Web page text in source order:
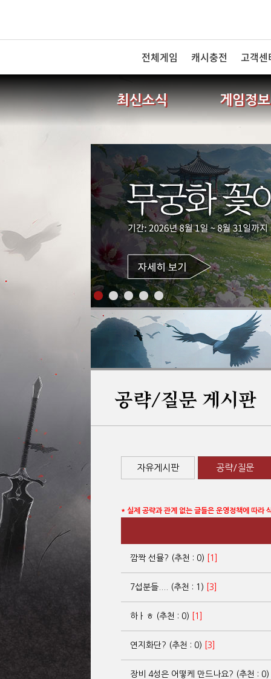
전체게임 캐시충전 고객센
최신소식 게임정보
공략/질문 게시판
자유게시판 공략/질문
* 실제 공략과 관계 없는 글들은 운영정책에 따라
깜짝 선뮬? (추천 : 0) [1]
7섭분들.... (추천 : 1) [3]
하ㅏㅎ (추천 : 0) [1]
연지화단? (추천 : 0) [3]
장비 4성은 어떻케 만드나요? (추천 : 0)